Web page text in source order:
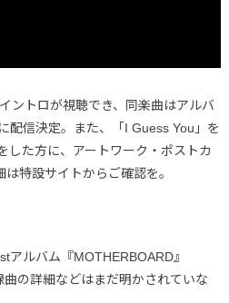
ントロが視聴でき、同楽曲はアルバ
配信決定。また、「I Guess You」を
した方に、アートワーク・ポストカ
特設サイトからご確認を。
アルバム『MOTHERBOARD』
の詳細などはまだ明かされていな